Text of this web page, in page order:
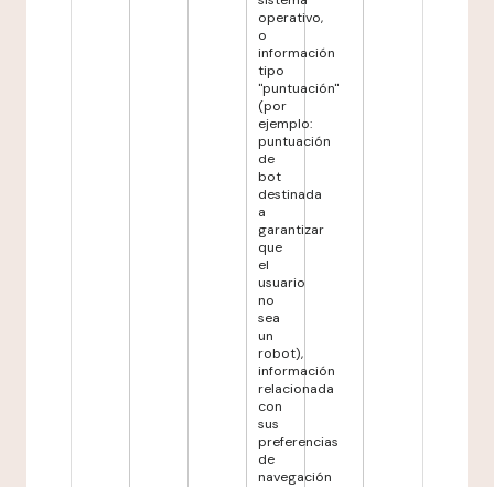
operativo,
o
información
tipo
"puntuación"
(por
ejemplo:
puntuación
de
bot
destinada
a
garantizar
que
el
usuario
no
sea
un
robot),
información
relacionada
con
sus
preferencias
de
navegación